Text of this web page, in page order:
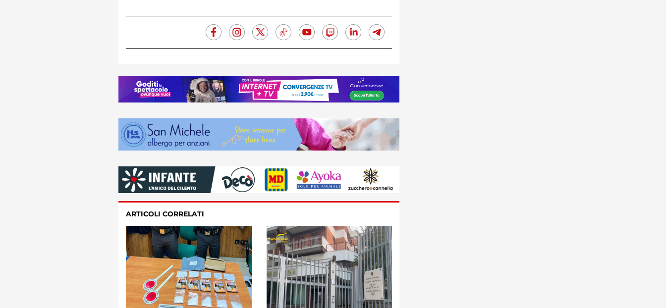
ARTICOLI CORRELATI